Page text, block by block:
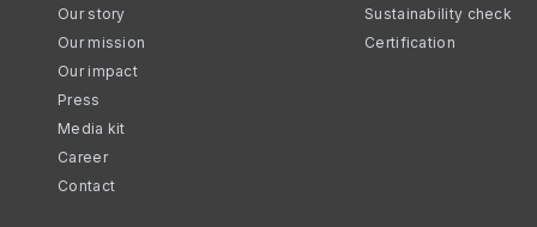
Our story
Our mission
Our impact
Press
Media kit
Career
Contact
Sustainability check
Certification